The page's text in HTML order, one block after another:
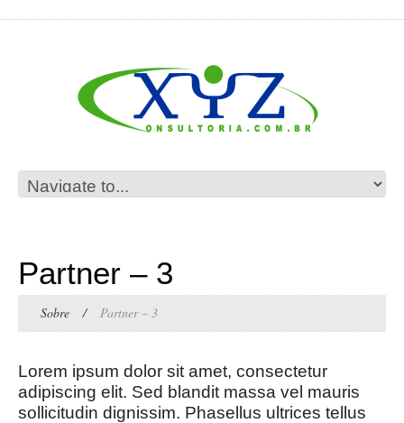
Partner – 3
Sobre / Partner – 3
Lorem ipsum dolor sit amet, consectetur
adipiscing elit. Sed blandit massa vel mauris
sollicitudin dignissim. Phasellus ultrices tellus